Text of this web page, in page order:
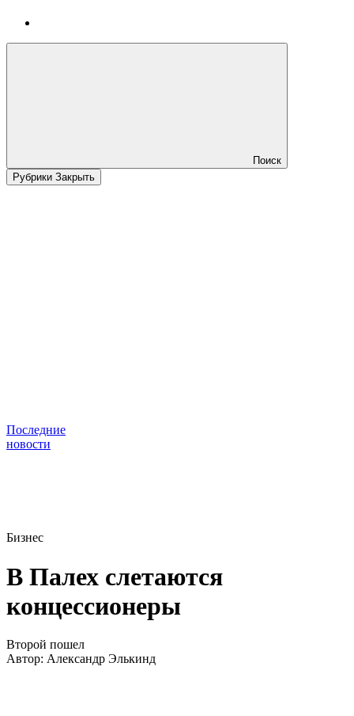
Поиск
Рубрики Закрыть
Последние
новости
Бизнес
В Палех слетаются
концессионеры
Второй пошел
Автор: Александр Элькинд